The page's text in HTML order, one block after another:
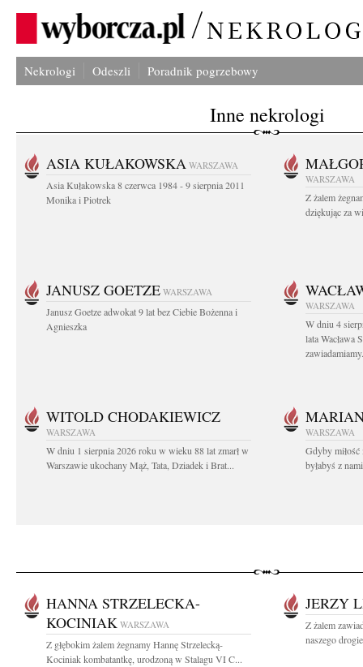
Nekrologi Odeszli Poradnik pogrzebowy
Inne nekrologi
ASIA KUŁAKOWSKA WARSZAWA
Asia Kułakowska 8 czerwca 1984 - 9 sierpnia 2011
Monika i Piotrek
WARSZAWA
Z żalem
dziękując za
JANUSZ GOETZE WARSZAWA
Janusz Goetze adwokat 9 lat bez Ciebie Bożenna i
Agnieszka
WARSZAWA
W dniu 4
lata Wacława
WITOLD CHODAKIEWICZ
WARSZAWA
W dniu 1 sierpnia 2026 roku w wieku 88 lat zmarł w
Warszawie ukochany Mąż, Tata, Dziadek i Brat...
WARSZAWA
Gdyby miłość
byłabyś z
HANNA STRZELECKA-
KOCINIAK WARSZAWA
Z głębokim żalem żegnamy Hannę Strzelecką-
Kociniak kombatantkę, urodzoną w Stalagu VI C...
JERZY
Z żalem
naszego